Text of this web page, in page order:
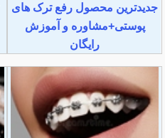
جدیدترین محصول رفع ترک های
پوستی+مشاوره و آموزش
رایگان